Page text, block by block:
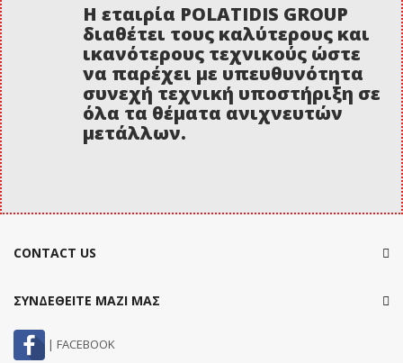
Η εταιρία POLATIDIS GROUP
διαθέτει τους καλύτερους και
ικανότερους τεχνικούς ώστε
να παρέχει με υπευθυνότητα
συνεχή τεχνική υποστήριξη σε
όλα τα θέματα ανιχνευτών
μετάλλων.
CONTACT US
ΣΥΝΔΕΘΕΙΤΕ ΜΑΖΙ ΜΑΣ
| FACEBOOK